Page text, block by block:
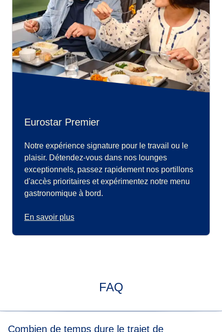
Eurostar Premier
Notre expérience signature pour le travail ou le
plaisir. Détendez-vous dans nos lounges
exceptionnels, passez rapidement nos portillons
d'accès prioritaires et expérimentez notre menu
gastronomique à bord.
En savoir plus
FAQ
Combien de temps dure le trajet de